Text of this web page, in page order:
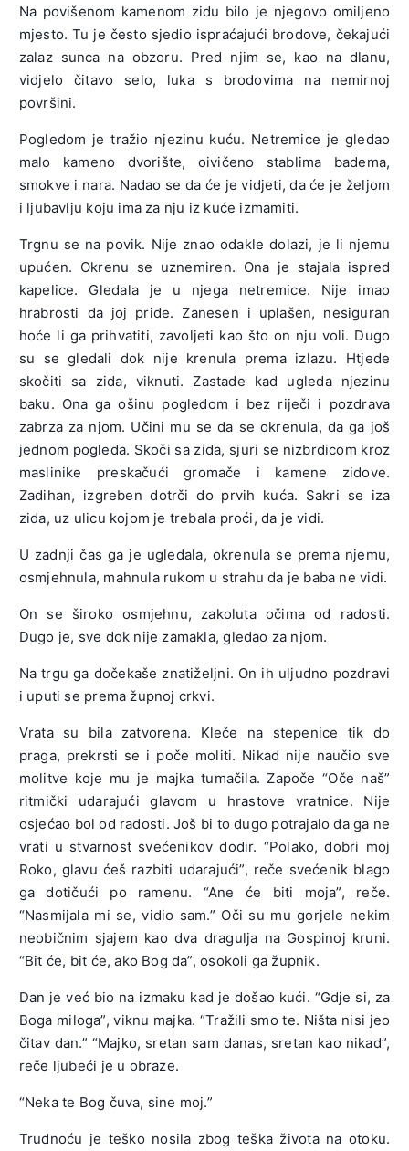
Na povišenom kamenom zidu bilo je njegovo omiljeno
mjesto. Tu je često sjedio ispraćajući brodove, čekajući
zalaz sunca na obzoru. Pred njim se, kao na dlanu,
vidjelo čitavo selo, luka s brodovima na nemirnoj
površini.
Pogledom je tražio njezinu kuću. Netremice je gledao
malo kameno dvorište, oivičeno stablima badema,
smokve i nara. Nadao se da će je vidjeti, da će je željom
i ljubavlju koju ima za nju iz kuće izmamiti.
Trgnu se na povik. Nije znao odakle dolazi, je li njemu
upućen. Okrenu se uznemiren. Ona je stajala ispred
kapelice. Gledala je u njega netremice. Nije imao
hrabrosti da joj priđe. Zanesen i uplašen, nesiguran
hoće li ga prihvatiti, zavoljeti kao što on nju voli. Dugo
su se gledali dok nije krenula prema izlazu. Htjede
skočiti sa zida, viknuti. Zastade kad ugleda njezinu
baku. Ona ga ošinu pogledom i bez riječi i pozdrava
zabrza za njom. Učini mu se da se okrenula, da ga još
jednom pogleda. Skoči sa zida, sjuri se nizbrdicom kroz
maslinike preskačući gromače i kamene zidove.
Zadihan, izgreben dotrči do prvih kuća. Sakri se iza
zida, uz ulicu kojom je trebala proći, da je vidi.
U zadnji čas ga je ugledala, okrenula se prema njemu,
osmjehnula, mahnula rukom u strahu da je baba ne vidi.
On se široko osmjehnu, zakoluta očima od radosti.
Dugo je, sve dok nije zamakla, gledao za njom.
Na trgu ga dočekaše znatiželjni. On ih uljudno pozdravi
i uputi se prema župnoj crkvi.
Vrata su bila zatvorena. Kleče na stepenice tik do
praga, prekrsti se i poče moliti. Nikad nije naučio sve
molitve koje mu je majka tumačila. Započe “Oče naš”
ritmički udarajući glavom u hrastove vratnice. Nije
osjećao bol od radosti. Još bi to dugo potrajalo da ga ne
vrati u stvarnost svećenikov dodir. “Polako, dobri moj
Roko, glavu ćeš razbiti udarajući”, reče svećenik blago
ga dotičući po ramenu. “Ane će biti moja”, reče.
“Nasmijala mi se, vidio sam.” Oči su mu gorjele nekim
neobičnim sjajem kao dva dragulja na Gospinoj kruni.
“Bit će, bit će, ako Bog da”, osokoli ga župnik.
Dan je već bio na izmaku kad je došao kući. “Gdje si, za
Boga miloga”, viknu majka. “Tražili smo te. Ništa nisi jeo
čitav dan.” “Majko, sretan sam danas, sretan kao nikad”,
reče ljubeći je u obraze.
“Neka te Bog čuva, sine moj.”
Trudnoću je teško nosila zbog teška života na otoku.